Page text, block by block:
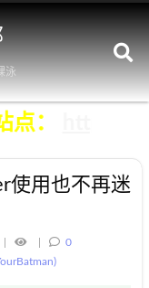
泳
往新站点：
使用也不再迷
0